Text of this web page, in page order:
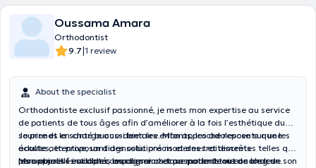
Oussama Amara
Orthodontist
9.7|1 review
About the specialist
Orthodontiste exclusif passionné, je mets mon expertise au service
de patients de tous âges afin d’améliorer à la fois l’esthétique du
sourire et la santé bucco-dentaire. Mon approche repose sur une
écoute attentive, un diagnostic précis et des traitements
personnalisés adaptés aux besoins et au mode de vie de chacun.
Je prends en charge aussi bien les enfants, les adolescents que les
adultes, en proposant des solutions modernes et discrètes telles que
les appareils invisibles, les aligneurs transparents ou encore les
Mon objectif est d’accompagner chaque patient tout au long de son